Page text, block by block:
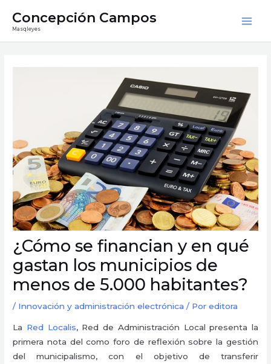
Concepción Campos
Masqleyes
¿Cómo se financian y en qué
gastan los municipios de
menos de 5.000 habitantes?
/ Innovación y administración electrónica / Poreditora
La Red Localis, Red de Administración Local presenta la
primera nota del como foro de reflexión sobre la gestión
del municipalismo, con el objetivo de transferir